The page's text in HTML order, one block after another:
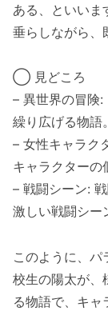
ある、といいま
垂らしながら、
◯ 見どころ
– 異世界の冒険
繰り広げる物語。
– 女性キャラク
キャラクターの
– 戦闘シーン:
激しい戦闘シー
このように、パ
校生の陽太が、
る物語で、キ